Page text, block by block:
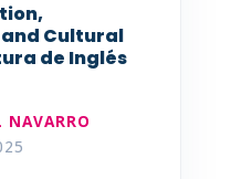
Cultural
de Inglés
NAVARRO